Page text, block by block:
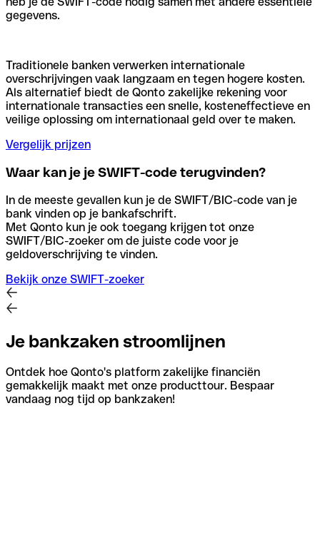
gegevens.
Traditionele banken verwerken internationale
overschrijvingen vaak langzaam en tegen hogere kosten.
Als alternatief biedt de Qonto zakelijke rekening voor
internationale transacties een snelle, kosteneffectieve en
veilige oplossing om internationaal geld over te maken.
Vergelijk prijzen
Waar kan je je SWIFT-code terugvinden?
In de meeste gevallen kun je de SWIFT/BIC-code van je
bank vinden op je bankafschrift.
Met Qonto kun je ook toegang krijgen tot onze
SWIFT/BIC-zoeker om de juiste code voor je
geldoverschrijving te vinden.
Bekijk onze SWIFT-zoeker
Je bankzaken stroomlijnen
Ontdek hoe Qonto's platform zakelijke financiën
gemakkelijk maakt met onze producttour. Bespaar
vandaag nog tijd op bankzaken!